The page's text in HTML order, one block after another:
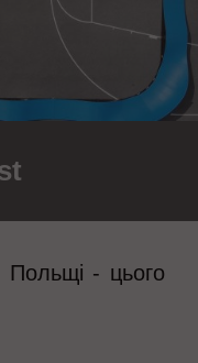
- цього